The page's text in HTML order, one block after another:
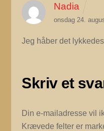
Nadia
onsdag 24.
Jeg håber det
Skriv et
Din e-mailadresse vil
Krævede felter er